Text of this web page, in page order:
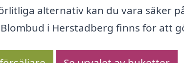
alternativ kan du vara säker
i Herstadberg finns för att